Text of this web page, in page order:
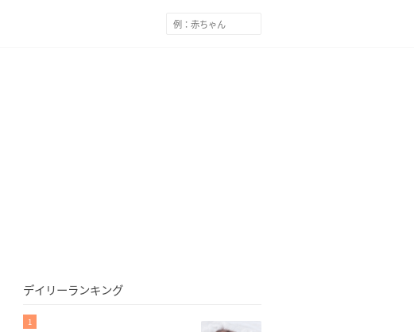
デイリーランキング
1